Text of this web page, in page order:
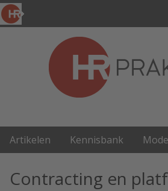
Artikelen Kennisbank
Contracting en